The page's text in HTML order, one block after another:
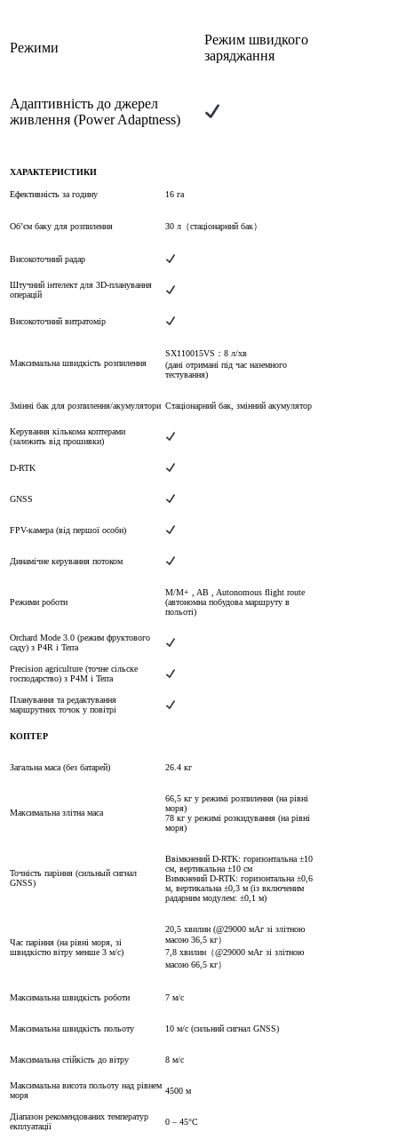
Режими
Режим швидкого
заряджання
Адаптивність до джерел
живлення (Power Adaptness)
ХАРАКТЕРИСТИКИ
Ефективність за годину 16 га
Об’єм баку для розпилення 30 л（стаціонарний бак）
Високоточний радар
Штучний інтелект для 3D-планування
операцій
Високоточний витратомір
Максимальна швидкість розпилення
SX110015VS：8 л/хв
(дані отримані під час наземного
тестування)
Змінні бак для розпилення/акумулятори Стаціонарний бак, змінний акумулятор
Керування кількома коптерами
(залежить від прошивки)
D-RTK
GNSS
FPV-камера (від першої особи)
Динамічне керування потоком
Режими роботи
M/M+ , AB , Autonomous flight route
(автономна побудова маршруту в
польоті)
Orchard Mode 3.0 (режим фруктового
саду) з P4R і Terra
Precision agriculture (точне сільске
господарство) з P4M і Terra
Планування та редактування
маршрутних точок у повітрі
КОПТЕР
Загальна маса (без батарей) 26.4 кг
Максимальна злітна маса
66,5 кг у режимі розпилення (на рівні
моря)
78 кг у режимі розкидування (на рівні
моря)
Точність паріння (сильный сигнал
GNSS)
Ввімкнений D-RTK: горизонтальна ±10
см, вертикальна ±10 см
Вимкнений D-RTK: горизонтальна ±0,6
м, вертикальна ±0,3 м (із включеним
радарним модулем: ±0,1 м)
Час паріння (на рівні моря, зі
швидкістю вітру менше 3 м/с)
20,5 хвилин (@29000 мАг зі злітною
масою 36,5 кг）
7,8 хвилин（@29000 мАг зі злітною
масою 66,5 кг）
Максимальна швидкість роботи 7 м/с
Максимальна швидкість польоту 10 м/с (сильний сигнал GNSS)
Максимальна стійкість до вітру 8 м/с
Максимальна висота польоту над рівнем
моря
4500 м
Діапазон рекомендованих температур
екплуатації
0 – 45°C